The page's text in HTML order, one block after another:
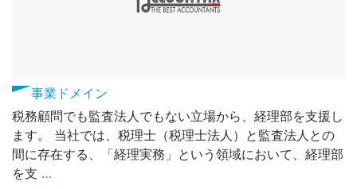
セミナー・講演
有料相談
事業ドメイン
税務顧問でも監査法人でもない立場から、経理部を支援し
ます。 当社では、税理士（税理士法人）と監査法人との
間に存在する、「経理実務」という領域において、経理部
を支 …